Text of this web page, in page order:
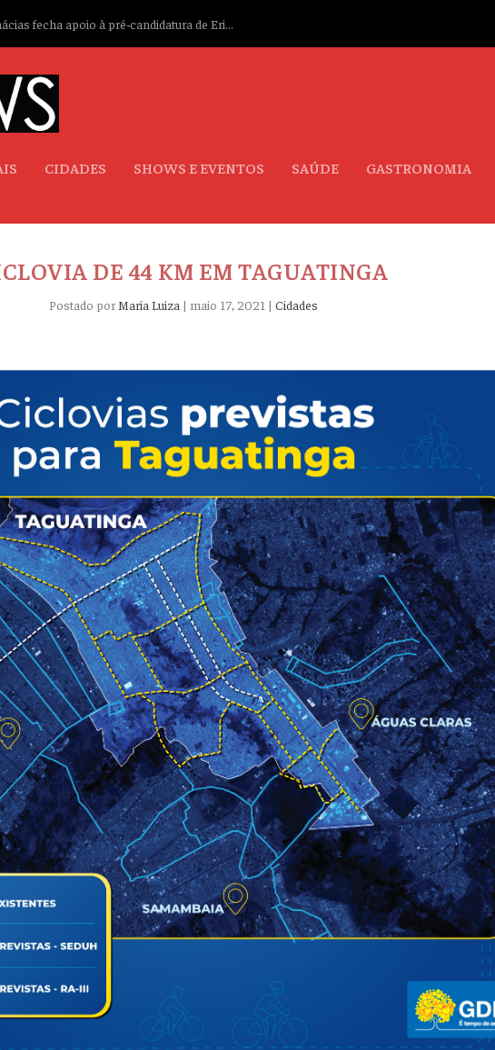
fecha apoio à pré-candidatura de Eri...
CIDADES SHOWS E EVENTOS SAÚDE GASTRONOMIA
DE 44 KM EM TAGUATINGA
Postado por Maria Luiza | maio 17, 2021 | Cidades